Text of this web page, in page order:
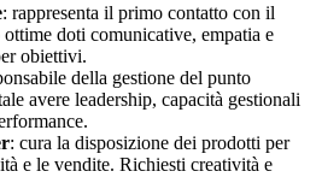
: rappresenta il primo contatto con il
doti comunicative, empatia e
obiettivi.
della gestione del punto
avere leadership, capacità gestionali
: cura la disposizione dei prodotti per
e le vendite. Richiesti creatività e